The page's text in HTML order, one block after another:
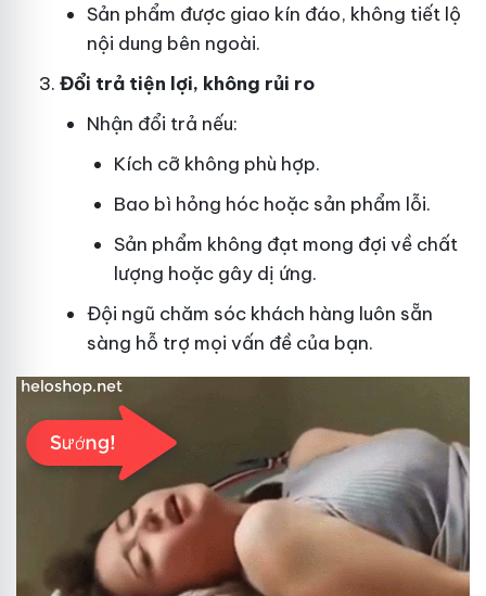
Sản phẩm được giao kín đáo, không tiết lộ
nội dung bên ngoài.
Đổi trả tiện lợi, không rủi ro
Nhận đổi trả nếu:
Kích cỡ không phù hợp.
Bao bì hỏng hóc hoặc sản phẩm lỗi.
Sản phẩm không đạt mong đợi về chất
lượng hoặc gây dị ứng.
Đội ngũ chăm sóc khách hàng luôn sẵn
sàng hỗ trợ mọi vấn đề của bạn.